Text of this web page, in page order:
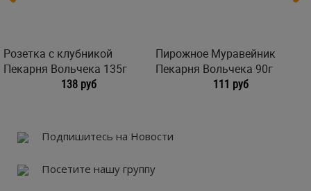
Розетка с клубникой
Пекарня Вольчека 135г
138 руб
Пирожное Муравейник
Пекарня Вольчека 90г
111 руб
Подпишитесь на Новости
Посетите нашу группу